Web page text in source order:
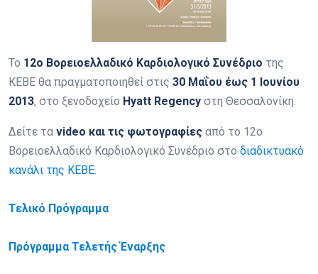
Το 12ο Βορειοελλαδικό Καρδιολογικό Συνέδριο της
ΚΕΒΕ θα πραγματοποιηθεί στις 30 Μαΐου έως 1 Ιουνίου
2013, στο ξενοδοχείο Hyatt Regency στη Θεσσαλονίκη.
Δείτε τα video και τις φωτογραφίες από το 12ο
Βορειοελλαδικό Καρδιολογικό Συνέδριο στο διαδικτυακό
κανάλι της ΚΕΒΕ
Τελικό Πρόγραμμα
Πρόγραμμα Τελετής Έναρξης